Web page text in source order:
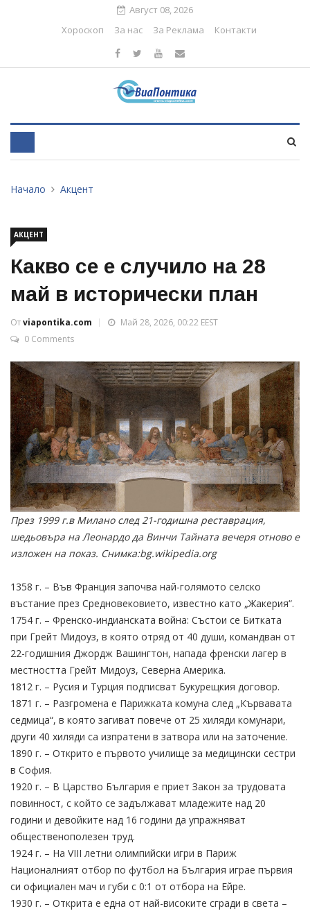
Август 08, 2026
Хороскоп
За нас За Реклама Контакти
Начало Акцент
АКЦЕНТ
Какво се е случило на 28
май в исторически план
Отviapontika.com
Май 28, 2026, 00:22 EEST
0 Comments
През 1999 г.в Милано след 21-годишна реставрация,
шедьовъра на Леонардо да Винчи Тайната вечеря отново е
изложен на показ. Снимка:bg.wikipedia.org
1358 г. – Във Франция започва най-голямото селско
въстание през Средновековието, известно като „Жакерия“.
1754 г. – Френско-индианската война: Състои се Битката
при Грейт Мидоуз, в която отряд от 40 души, командван от
22-годишния Джордж Вашингтон, напада френски лагер в
местността Грейт Мидоуз, Северна Америка.
1812 г. – Русия и Турция подписват Букурещкия договор.
1871 г. – Разгромена е Парижката комуна след „Кървавата
седмица“, в която загиват повече от 25 хиляди комунари,
други 40 хиляди са изпратени в затвора или на заточение.
1890 г. – Открито е първото училище за медицински сестри
в София.
1920 г. – В Царство България е приет Закон за трудовата
повинност, с който се задължават младежите над 20
години и девойките над 16 години да упражняват
общественополезен труд.
1924 г. – На VIII летни олимпийски игри в Париж
Националният отбор по футбол на България играе първия
си официален мач и губи с 0:1 от отбора на Ейре.
1930 г. – Открита е една от най-високите сгради в света –